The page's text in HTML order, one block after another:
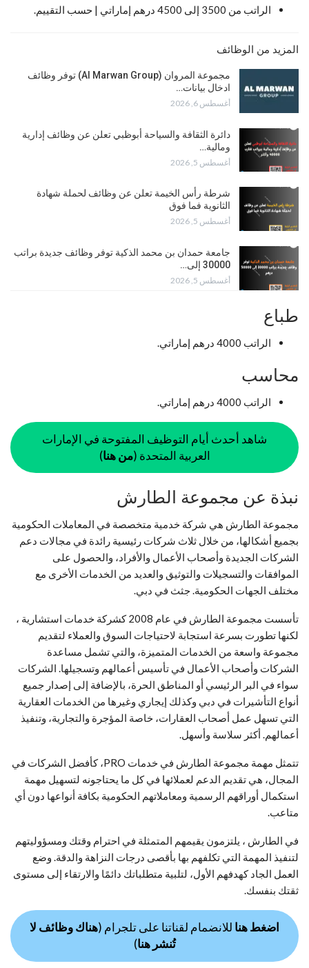
الراتب من 3500 إلى 4500 درهم إماراتي | حسب التقييم.
المزيد من الوظائف
مجموعة المروان (Al Marwan Group) توفر وظائف
ادخال بيانات…
أغسطس 6, 2026
دائرة الثقافة والسياحة أبوظبي تعلن عن وظائف إدارية
ومالية…
أغسطس 5, 2026
شرطة رأس الخيمة تعلن عن وظائف لحملة شهادة
الثانوية فما فوق
أغسطس 5, 2026
جامعة حمدان بن محمد الذكية توفر وظائف جديدة براتب
30000 إلى…
أغسطس 5, 2026
طباع
الراتب 4000 درهم إماراتي.
محاسب
الراتب 4000 درهم إماراتي.
شاهد أحدث أيام التوظيف المفتوحة في الإمارات
العربية المتحدة (من هنا)
نبذة عن مجموعة الطارش
مجموعة الطارش هي شركة خدمية متخصصة في المعاملات الحكومية
بجميع أشكالها، من خلال ثلاث شركات رئيسية رائدة في مجالات دعم
الشركات الجديدة وأصحاب الأعمال والأفراد، والحصول على
الموافقات والتسجيلات والتوثيق والعديد من الخدمات الأخرى مع
مختلف الجهات الحكومية. جثث في دبي.
تأسست مجموعة الطارش في عام 2008 كشركة خدمات استشارية ،
لكنها تطورت بسرعة استجابة لاحتياجات السوق والعملاء لتقديم
مجموعة واسعة من الخدمات المتميزة، والتي تشمل مساعدة
الشركات وأصحاب الأعمال في تأسيس أعمالهم وتسجيلها. الشركات
سواء في البر الرئيسي أو المناطق الحرة، بالإضافة إلى إصدار جميع
أنواع التأشيرات في دبي وكذلك إيجاري وغيرها من الخدمات العقارية
التي تسهل عمل أصحاب العقارات، خاصة المؤجرة والتجارية، وتنفيذ
أعمالهم. أكثر سلاسة وأسهل.
تتمثل مهمة مجموعة الطارش في خدمات PRO، كأفضل الشركات في
المجال، هي تقديم الدعم لعملائها في كل ما يحتاجونه لتسهيل مهمة
استكمال أوراقهم الرسمية ومعاملاتهم الحكومية بكافة أنواعها دون أي
متاعب.
في الطارش ، يلتزمون يقيمهم المتمثلة في احترام وقتك ومسؤوليتهم
لتنفيذ المهمة التي تكلفهم بها بأقصى درجات النزاهة والدقة. وضع
العمل الجاد كهدفهم الأول، لتلبية متطلباتك دائمًا والارتقاء إلى مستوى
ثقتك بنفسك.
اضغط هنا للانضمام لقناتنا على تلجرام (هناك وظائف لا
تُنشر هنا)